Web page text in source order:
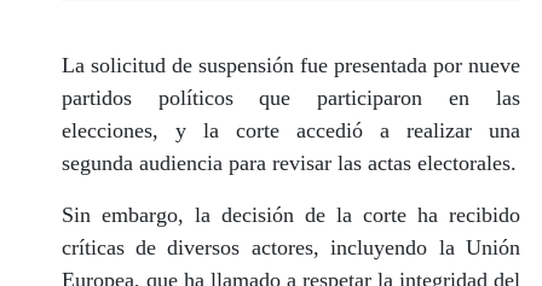
La solicitud de suspensión fue presentada por nueve
partidos políticos que participaron en las
elecciones, y la corte accedió a realizar una
segunda audiencia para revisar las actas electorales.
Sin embargo, la decisión de la corte ha recibido
críticas de diversos actores, incluyendo la Unión
Europea, que ha llamado a respetar la integridad del